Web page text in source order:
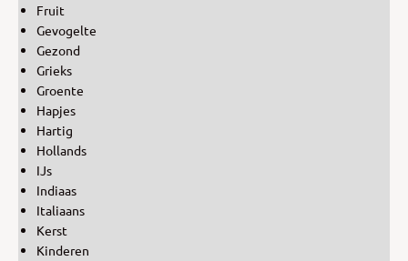
Fruit
Gevogelte
Gezond
Grieks
Groente
Hapjes
Hartig
Hollands
IJs
Indiaas
Italiaans
Kerst
Kinderen